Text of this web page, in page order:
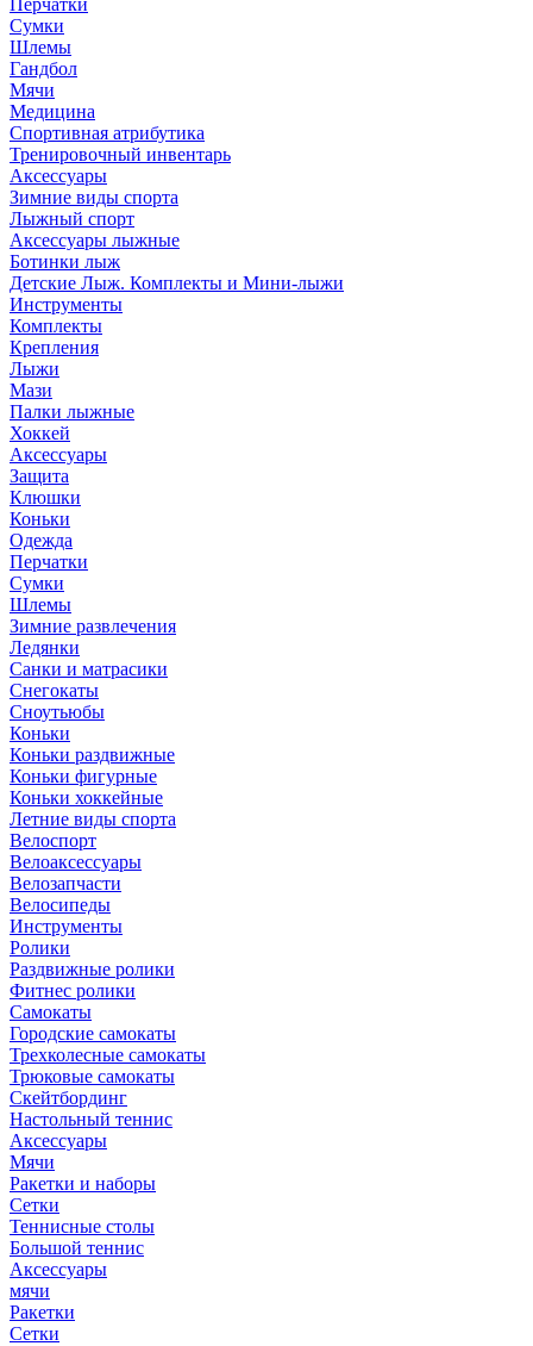
Перчатки
Сумки
Шлемы
Гандбол
Мячи
Медицина
Спортивная атрибутика
Тренировочный инвентарь
Аксессуары
Зимние виды спорта
Лыжный спорт
Аксессуары лыжные
Ботинки лыж
Детские Лыж. Комплекты и Мини-лыжи
Инструменты
Комплекты
Крепления
Лыжи
Мази
Палки лыжные
Хоккей
Аксессуары
Защита
Клюшки
Коньки
Одежда
Перчатки
Сумки
Шлемы
Зимние развлечения
Ледянки
Санки и матрасики
Снегокаты
Сноутьюбы
Коньки
Коньки раздвижные
Коньки фигурные
Коньки хоккейные
Летние виды спорта
Велоспорт
Велоаксессуары
Велозапчасти
Велосипеды
Инструменты
Ролики
Раздвижные ролики
Фитнес ролики
Самокаты
Городские самокаты
Трехколесные самокаты
Трюковые самокаты
Скейтбординг
Настольный теннис
Аксессуары
Мячи
Ракетки и наборы
Сетки
Теннисные столы
Большой теннис
Аксессуары
мячи
Ракетки
Сетки